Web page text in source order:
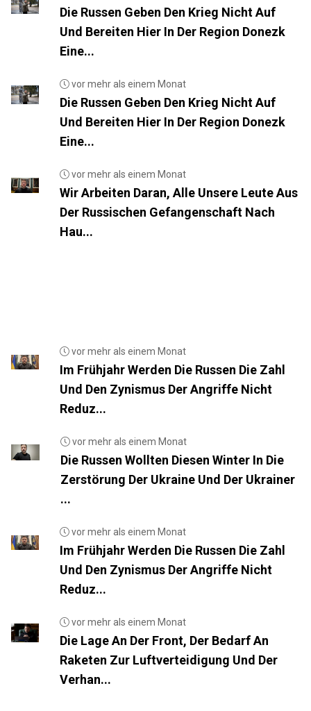
Die Russen Geben Den Krieg Nicht Auf
Und Bereiten Hier In Der Region Donezk
Eine...
vor mehr als einem Monat
Die Russen Geben Den Krieg Nicht Auf
Und Bereiten Hier In Der Region Donezk
Eine...
vor mehr als einem Monat
Wir Arbeiten Daran, Alle Unsere Leute Aus
Der Russischen Gefangenschaft Nach
Hau...
vor mehr als einem Monat
Im Frühjahr Werden Die Russen Die Zahl
Und Den Zynismus Der Angriffe Nicht
Reduz...
vor mehr als einem Monat
Die Russen Wollten Diesen Winter In Die
Zerstörung Der Ukraine Und Der Ukrainer
...
vor mehr als einem Monat
Im Frühjahr Werden Die Russen Die Zahl
Und Den Zynismus Der Angriffe Nicht
Reduz...
vor mehr als einem Monat
Die Lage An Der Front, Der Bedarf An
Raketen Zur Luftverteidigung Und Der
Verhan...